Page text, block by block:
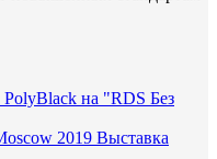
на "RDS Без
Выставка